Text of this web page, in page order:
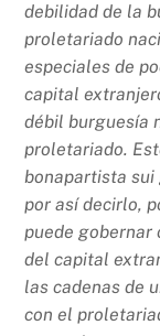
debilidad de la
proletariado
especiales de
capital
débil burguesía
proletariado.
bonapartista sui
por así decirlo,
puede gobernar
del capital
las cadenas de
con el